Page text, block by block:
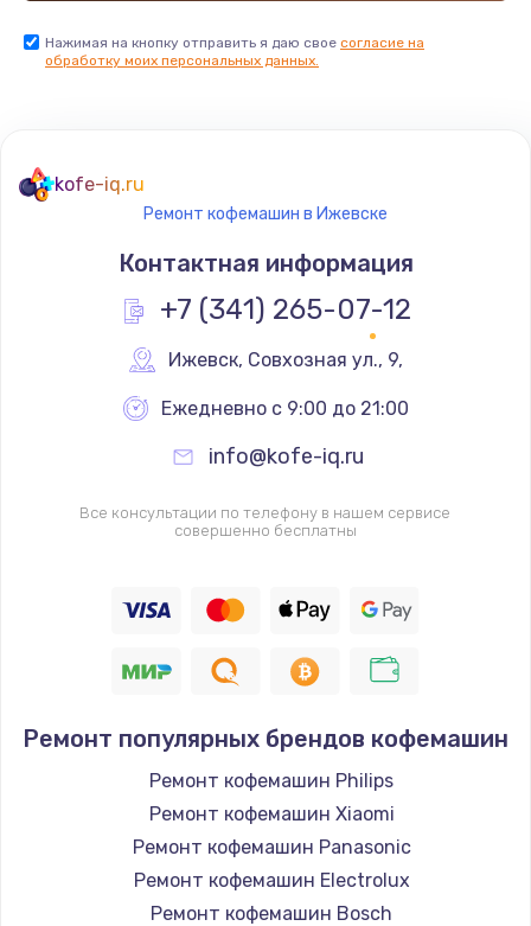
Нажимая на кнопку отправить я даю свое согласие на
обработку моих персональных данных.
kofe-iq.ru
Ремонт кофемашин в Ижевске
Контактная информация
+7 (341) 265-07-12
Ижевск, Совхозная ул., 9,
Ежедневно с 9:00 до 21:00
info@kofe-iq.ru
Все консультации по телефону в нашем сервисе
совершенно бесплатны
Ремонт популярных брендов кофемашин
Ремонт кофемашин Philips
Ремонт кофемашин Xiaomi
Ремонт кофемашин Panasonic
Ремонт кофемашин Electrolux
Ремонт кофемашин Bosch